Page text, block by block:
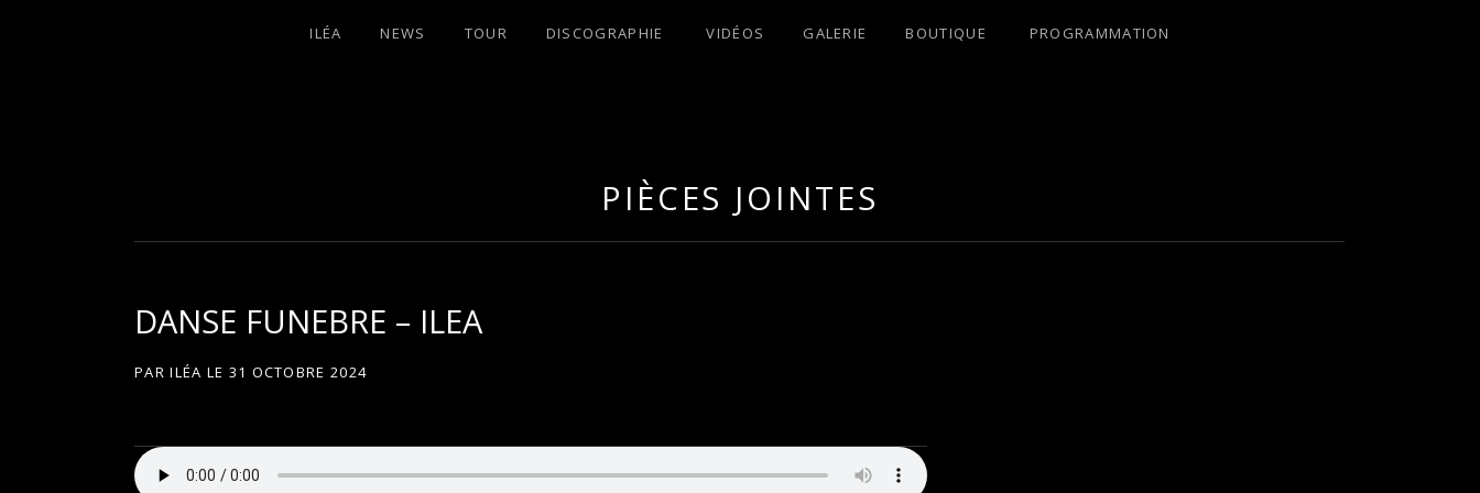
L
É
A
ILÉA NEWS TOUR DISCOGRAPHIE VIDÉOS GALERIE BOUTIQUE PROGRAMMATION
PIÈCES JOINTES
DANSE FUNEBRE – ILEA
PARILÉA LE 31 OCTOBRE 2024